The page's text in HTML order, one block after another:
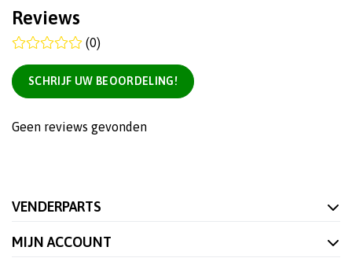
Reviews
(0)
SCHRIJF UW BEOORDELING!
Geen reviews gevonden
VENDERPARTS
MIJN ACCOUNT